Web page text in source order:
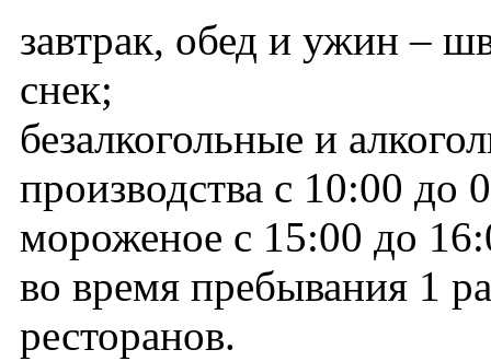
завтрак, обед и ужин –
снек;
безалкогольные и
производства с 10:00 до
мороженое с 15:00 до
во время пребывания 1
ресторанов.